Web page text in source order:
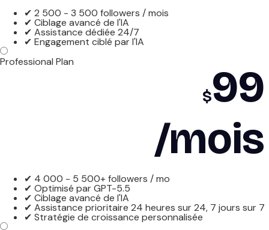
✔ 2 500 - 3 500 followers / mois
✔ Ciblage avancé de l'IA
✔ Assistance dédiée 24/7
✔ Engagement ciblé par l'IA
Professional Plan
$99
/mois
✔ 4 000 - 5 500+ followers / mo
✔ Optimisé par GPT-5.5
✔ Ciblage avancé de l'IA
✔ Assistance prioritaire 24 heures sur 24, 7 jours sur 7
✔ Stratégie de croissance personnalisée